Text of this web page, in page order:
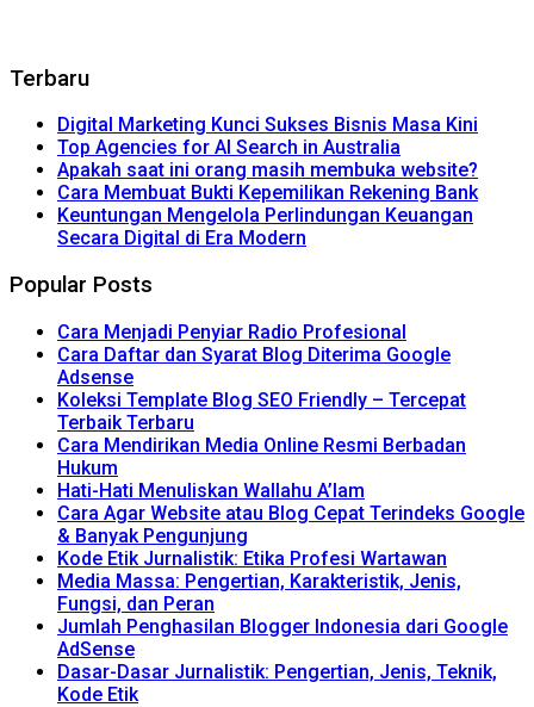
Terbaru
Digital Marketing Kunci Sukses Bisnis Masa Kini
Top Agencies for AI Search in Australia
Apakah saat ini orang masih membuka website?
Cara Membuat Bukti Kepemilikan Rekening Bank
Keuntungan Mengelola Perlindungan Keuangan
Secara Digital di Era Modern
Popular Posts
Cara Menjadi Penyiar Radio Profesional
Cara Daftar dan Syarat Blog Diterima Google
Adsense
Koleksi Template Blog SEO Friendly – Tercepat
Terbaik Terbaru
Cara Mendirikan Media Online Resmi Berbadan
Hukum
Hati-Hati Menuliskan Wallahu A’lam
Cara Agar Website atau Blog Cepat Terindeks Google
& Banyak Pengunjung
Kode Etik Jurnalistik: Etika Profesi Wartawan
Media Massa: Pengertian, Karakteristik, Jenis,
Fungsi, dan Peran
Jumlah Penghasilan Blogger Indonesia dari Google
AdSense
Dasar-Dasar Jurnalistik: Pengertian, Jenis, Teknik,
Kode Etik